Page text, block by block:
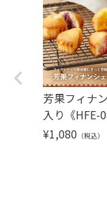
芳果フィナ
入り《HFE-
¥1,080 （税込）